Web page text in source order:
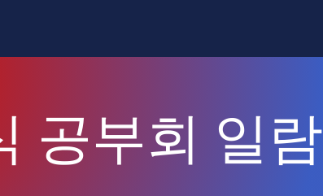
공부회 일람